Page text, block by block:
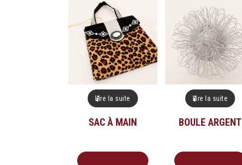
Lire la suite
SAC À MAIN
Lire la suite
BOULE ARGENT